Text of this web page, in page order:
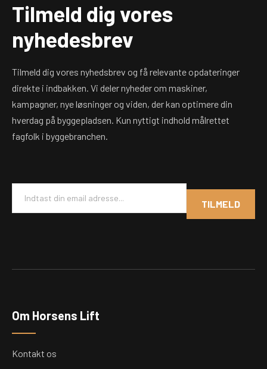
Tilmeld dig vores
nyhedesbrev
Tilmeld dig vores nyhedsbrev og få relevante opdateringer
direkte i indbakken. Vi deler nyheder om maskiner,
kampagner, nye løsninger og viden, der kan optimere din
hverdag på byggepladsen. Kun nyttigt indhold målrettet
fagfolk i byggebranchen.
a
TILMELD
Om Horsens Lift
Kontakt os